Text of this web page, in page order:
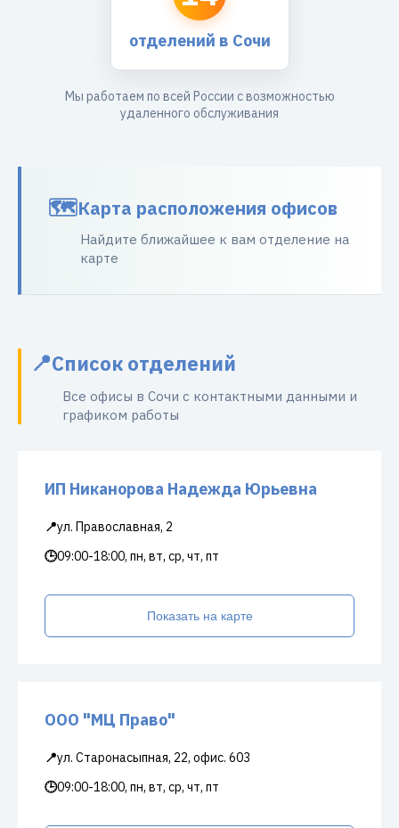
отделений в Сочи
Мы работаем по всей России с возможностью
удаленного обслуживания
Карта расположения офисов
Найдите ближайшее к вам отделение на
карте
Список отделений
Все офисы в Сочи с контактными данными и
графиком работы
ИП Никанорова Надежда Юрьевна
📍ул. Православная, 2
🕒09:00-18:00, пн, вт, ср, чт, пт
Показать на карте
ООО "МЦ Право"
📍ул. Старонасыпная, 22, офис. 603
🕒09:00-18:00, пн, вт, ср, чт, пт